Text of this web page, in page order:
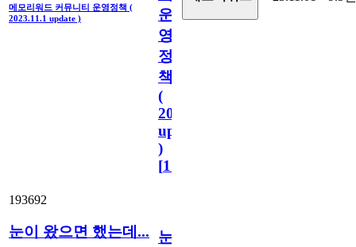
메모리워드 커뮤니티 운영정책 (
2023.11.1 update )
운
영
정
책
(
2023.11.1
update
)
[110
193692
눈이 왔으면 했는데...
눈